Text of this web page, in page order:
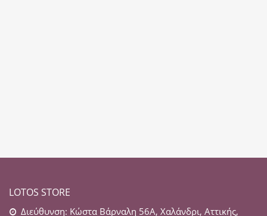
LOTOS STORE
Διεύθυνση: Κώστα Βάρναλη 56Α, Χαλάνδρι, Αττικής,